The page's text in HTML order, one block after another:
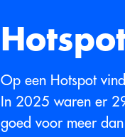
Op een Hotspot
In 2025 waren er
goed voor meer